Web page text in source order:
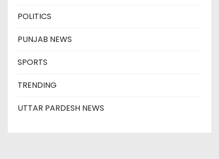
POLITICS
PUNJAB NEWS
SPORTS
TRENDING
UTTAR PARDESH NEWS